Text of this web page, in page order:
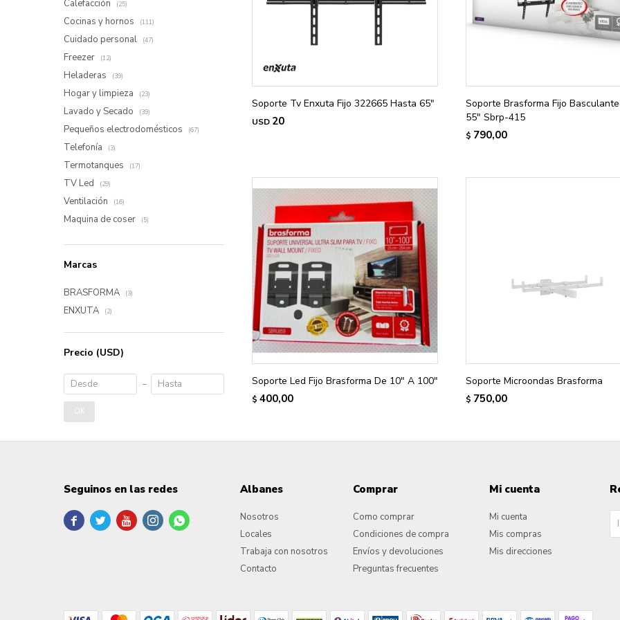
Soporte Tv Enxuta Fijo 322665 Hasta 65"
USD 20
Soporte Brasforma Fijo
55" Sbrp-415
$ 790,00
Soporte Led Fijo Brasforma De 10" A 100"
$ 400,00
Soporte Microondas Brasforma
$ 750,00
Calefacción (25)
Cocinas y hornos (111)
Cuidado personal (47)
Freezer (12)
Heladeras (39)
Hogar y limpieza (23)
Lavado y Secado (39)
Pequeños electrodomésticos (67)
Telefonía (3)
Termotanques (17)
TV Led (29)
Ventilación (16)
Maquina de coser (5)
Marcas
BRASFORMA (3)
ENXUTA (2)
Precio (USD)
OK
Albanes
Nosotros
Locales
Trabaja con nosotros
Contacto
Comprar
Como comprar
Condiciones de compra
Envíos y devoluciones
Preguntas frecuentes
Mi cuenta
Mi cuenta
Mis compras
Mis direcciones
Seguinos en las redes
    